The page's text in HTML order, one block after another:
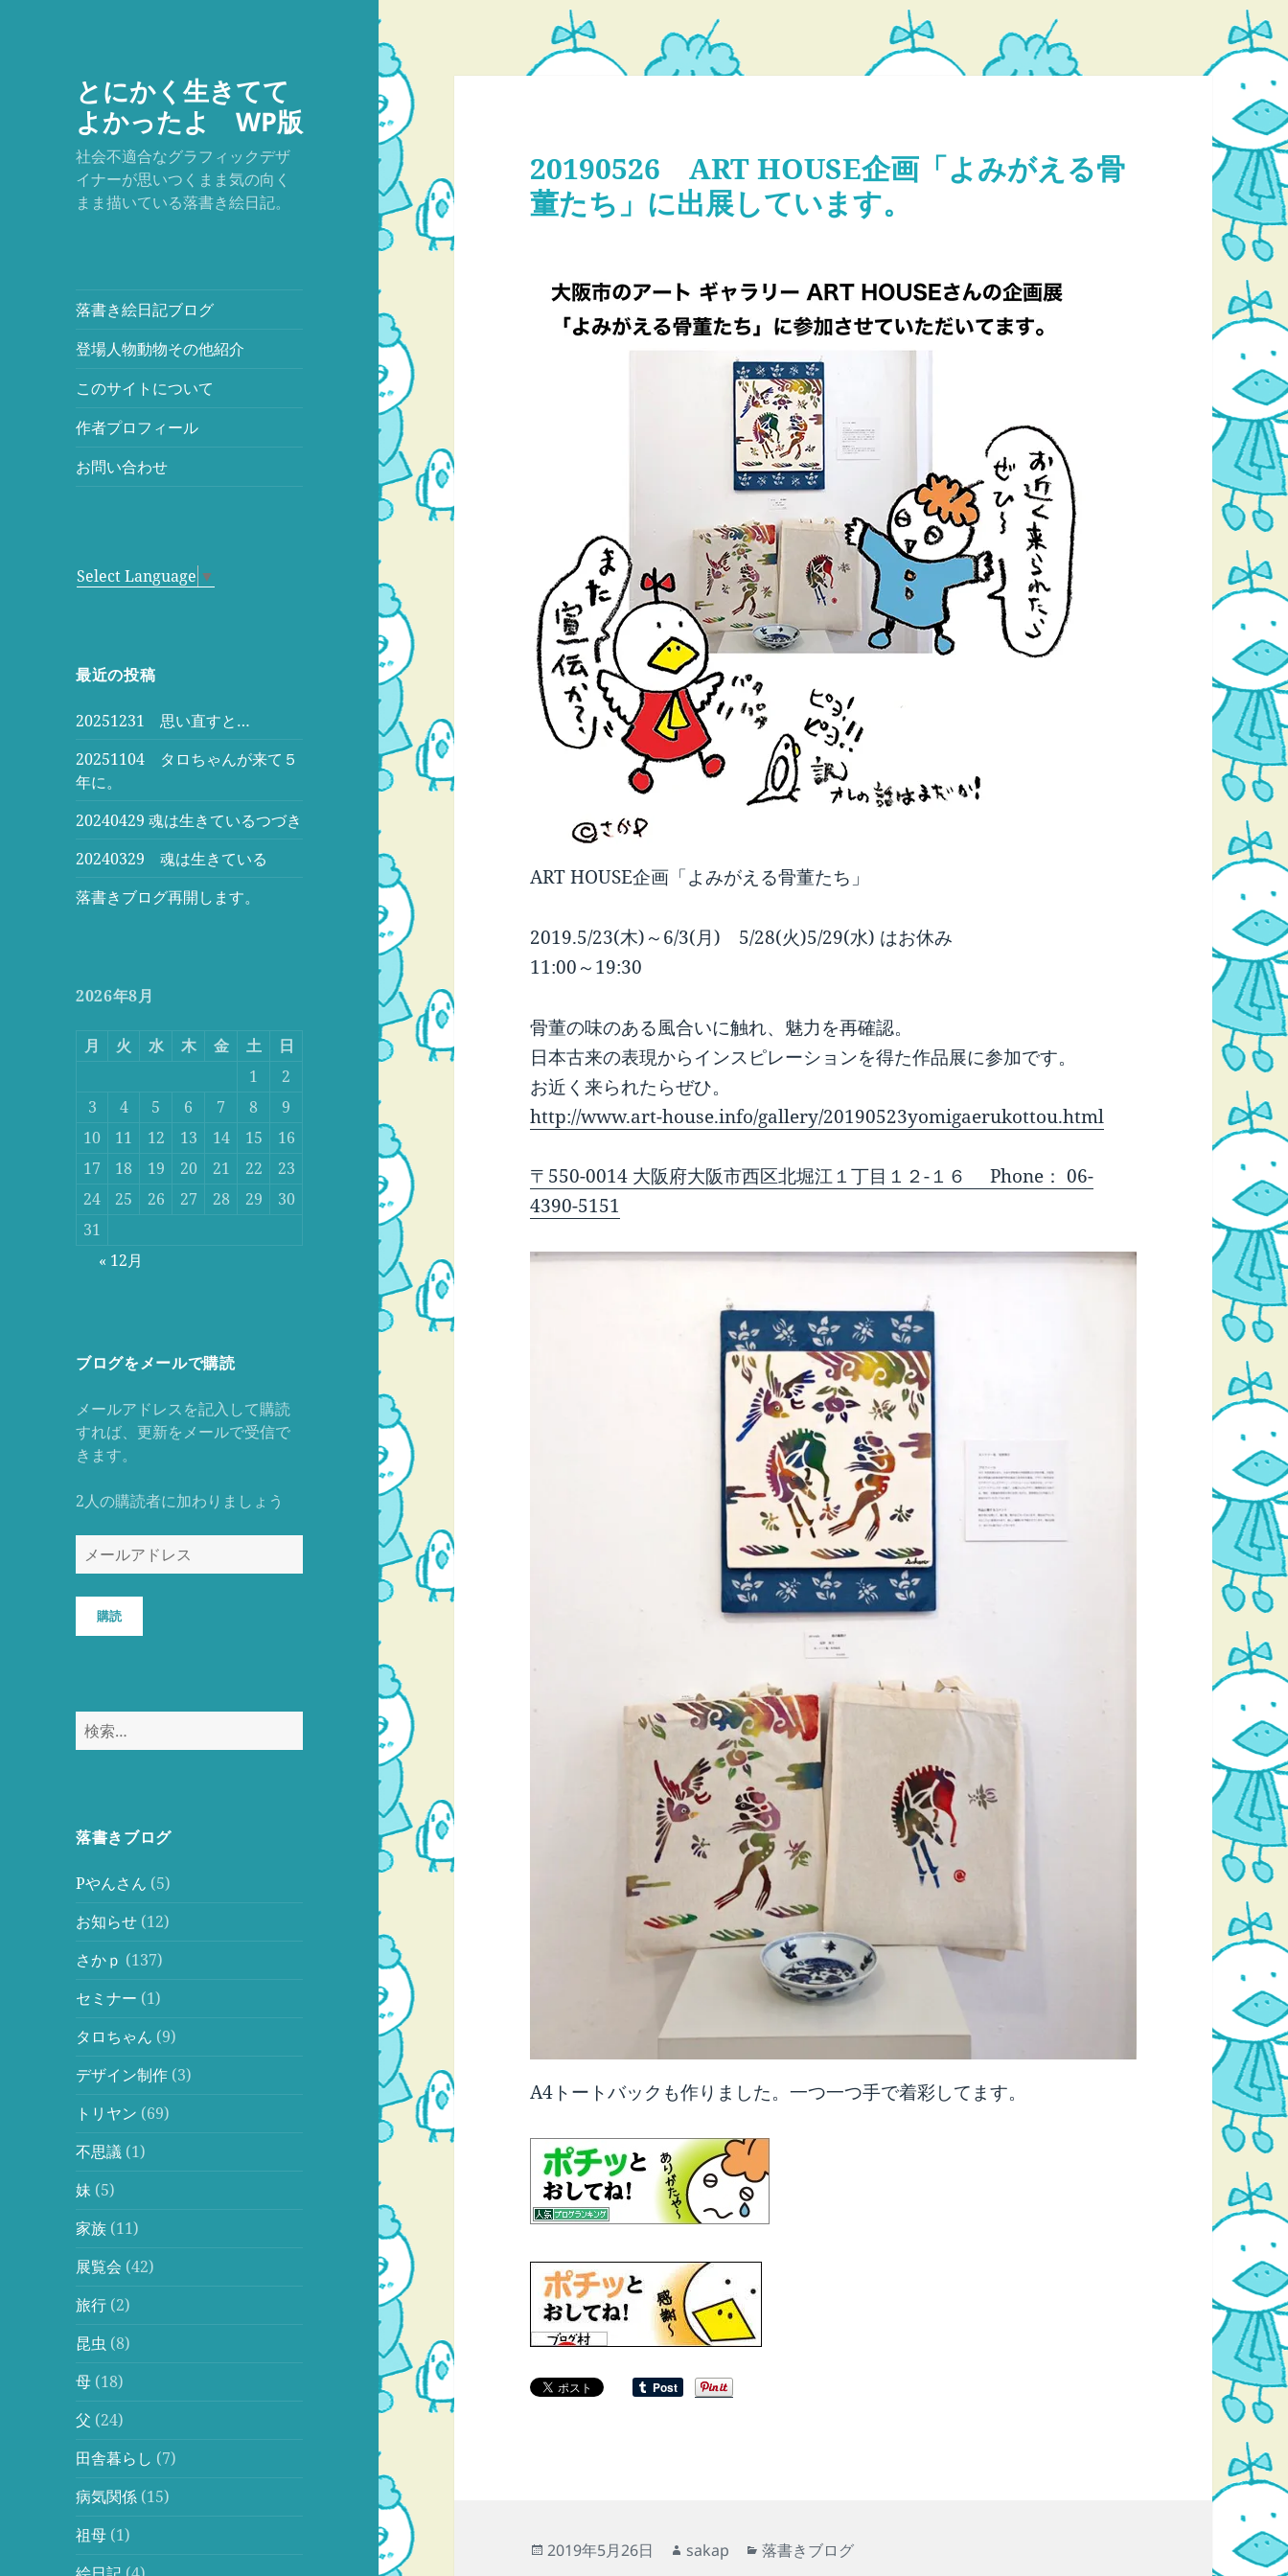
とにかく生きてて
よかったよ WP版
社会不適合なグラフィックデザ
イナーが思いつくまま気の向く
まま描いている落書き絵日記。
落書き絵日記ブログ
登場人物動物その他紹介
このサイトについて
作者プロフィール
お問い合わせ
Select Language ▼
最近の投稿
20251231 思い直すと…
20251104 タロちゃんが来て５
年に。
20240429 魂は生きているつづき
20240329 魂は生きている
落書きブログ再開します。
2026年8月
月 火 水 木 金 土
日
1
2
3
4 5 6 7 8
9
10
11 12 13 14 15
16
17
18 19 20 21 22
23
24
25 26 27 28 29
30
31
« 12月
ブログをメールで購読
メールアドレスを記入して購読
すれば、更新をメールで受信で
きます。
2人の購読者に加わりましょう
ー
ル
ド
購読
検
索:
落書きブログ
Pやんさん (5)
お知らせ (12)
さかｐ (137)
セミナー (1)
タロちゃん (9)
デザイン制作 (3)
トリヤン (69)
不思議 (1)
妹 (5)
家族 (11)
展覧会 (42)
旅行 (2)
昆虫 (8)
母 (18)
父 (24)
田舎暮らし (7)
病気関係 (15)
祖母 (1)
20190526 ART HOUSE企画「よみがえる骨
董たち」に出展しています。
ART HOUSE企画「よみがえる骨董たち」
2019.5/23(木)～6/3(月) 5/28(火)5/29(水) はお休み
11:00～19:30
骨董の味のある風合いに触れ、魅力を再確認。
日本古来の表現からインスピレーションを得た作品展に参加です。
お近く来られたらぜひ。
http://www.art-house.info/gallery/20190523yomigaerukottou.html
〒550-0014 大阪府大阪市西区北堀江１丁目１２-１６ Phone：06-
4390-5151
A4トートバックも作りました。一つ一つ手で着彩してます。
投
2019年5月26日
作
sakap
カ
落書きブログ